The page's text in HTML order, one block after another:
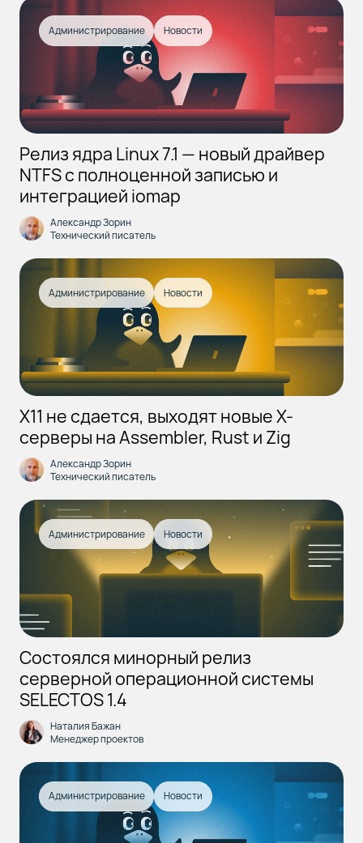
Администрирование Новости
Релиз ядра Linux 7.1 — новый драйвер
NTFS с полноценной записью и
интеграцией iomap
Александр Зорин
Технический писатель
Администрирование Новости
X11 не сдается, выходят новые X-
серверы на Assembler, Rust и Zig
Александр Зорин
Технический писатель
Администрирование Новости
Состоялся минорный релиз
серверной операционной системы
SELECTOS 1.4
Наталия Бажан
Менеджер проектов
Администрирование Новости